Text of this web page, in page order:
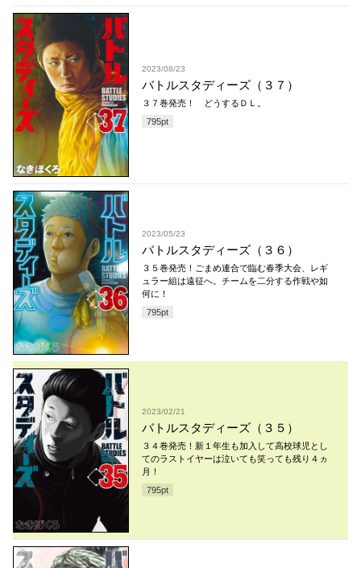
2023/08/23
バトルスタディーズ（３７）
３７巻発売！ どうするＤＬ。
795pt
2023/05/23
バトルスタディーズ（３６）
３５巻発売！ごまめ連合で臨む春季大会、レギ
ュラー組は遠征へ。チームを二分する作戦や如
何に！
795pt
2023/02/21
バトルスタディーズ（３５）
３４巻発売！新１年生も加入して高校球児とし
てのラストイヤーは泣いても笑っても残り４ヵ
月！
795pt